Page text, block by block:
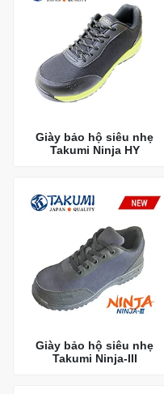
Giày bảo hộ siêu nhẹ
Takumi Ninja HY
Giày bảo hộ siêu nhẹ
Takumi Ninja-III